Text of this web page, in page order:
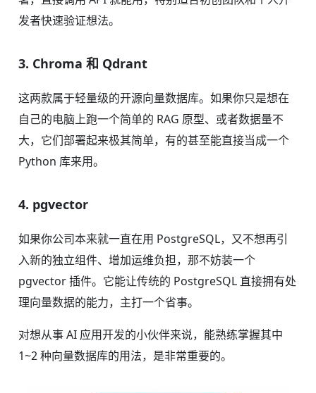
发者快速验证想法。
3. Chroma 和 Qdrant
这两款属于轻量级的开源向量数据库。如果你只是想在
自己的电脑上跑一个简单的 RAG 原型、或者数据量不
大，它们部署起来极其简单，有的甚至能直接当成一个
Python 库来用。
4. pgvector
如果你公司本来就一直在用 PostgreSQL，又不想再引
入新的独立组件、增加运维负担，那不妨装一个
pgvector 插件。它能让传统的 PostgreSQL 直接拥有处
理向量数据的能力，主打一个省事。
对想从事 AI 应用开发的小伙伴来说，能熟练掌握其中
1~2 种向量数据库的用法，是非常重要的。